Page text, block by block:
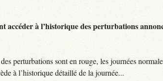
à l’historique des perturbations
perturbations sont en rouge, les journées
à l’historique détaillé de la journée...